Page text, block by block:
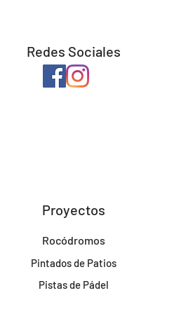
Redes Sociales
Proyectos
Rocódromos
Pintados de Patios
Pistas de Pádel